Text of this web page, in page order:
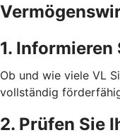
1.
Ob und wie viele VL
vollständig
2. Prüfen Sie